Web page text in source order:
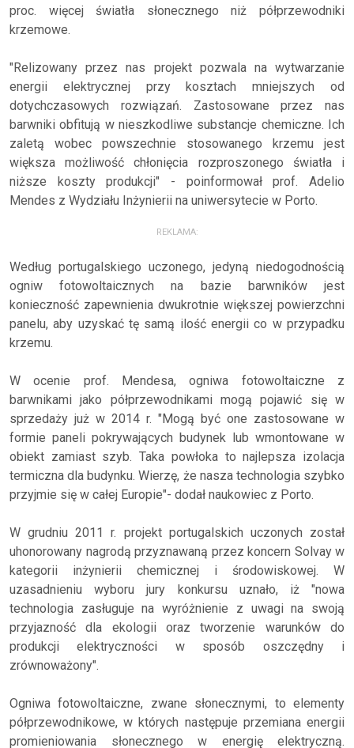
proc. więcej światła słonecznego niż półprzewodniki
krzemowe.
"Relizowany przez nas projekt pozwala na wytwarzanie
energii elektrycznej przy kosztach mniejszych od
dotychczasowych rozwiązań. Zastosowane przez nas
barwniki obfitują w nieszkodliwe substancje chemiczne. Ich
zaletą wobec powszechnie stosowanego krzemu jest
większa możliwość chłonięcia rozproszonego światła i
niższe koszty produkcji" - poinformował prof. Adelio
Mendes z Wydziału Inżynierii na uniwersytecie w Porto.
REKLAMA:
Według portugalskiego uczonego, jedyną niedogodnością
ogniw fotowoltaicznych na bazie barwników jest
konieczność zapewnienia dwukrotnie większej powierzchni
panelu, aby uzyskać tę samą ilość energii co w przypadku
krzemu.
W ocenie prof. Mendesa, ogniwa fotowoltaiczne z
barwnikami jako półprzewodnikami mogą pojawić się w
sprzedaży już w 2014 r. "Mogą być one zastosowane w
formie paneli pokrywających budynek lub wmontowane w
obiekt zamiast szyb. Taka powłoka to najlepsza izolacja
termiczna dla budynku. Wierzę, że nasza technologia szybko
przyjmie się w całej Europie"- dodał naukowiec z Porto.
W grudniu 2011 r. projekt portugalskich uczonych został
uhonorowany nagrodą przyznawaną przez koncern Solvay w
kategorii inżynierii chemicznej i środowiskowej. W
uzasadnieniu wyboru jury konkursu uznało, iż "nowa
technologia zasługuje na wyróżnienie z uwagi na swoją
przyjazność dla ekologii oraz tworzenie warunków do
produkcji elektryczności w sposób oszczędny i
zrównoważony".
Ogniwa fotowoltaiczne, zwane słonecznymi, to elementy
półprzewodnikowe, w których następuje przemiana energii
promieniowania słonecznego w energię elektryczną.